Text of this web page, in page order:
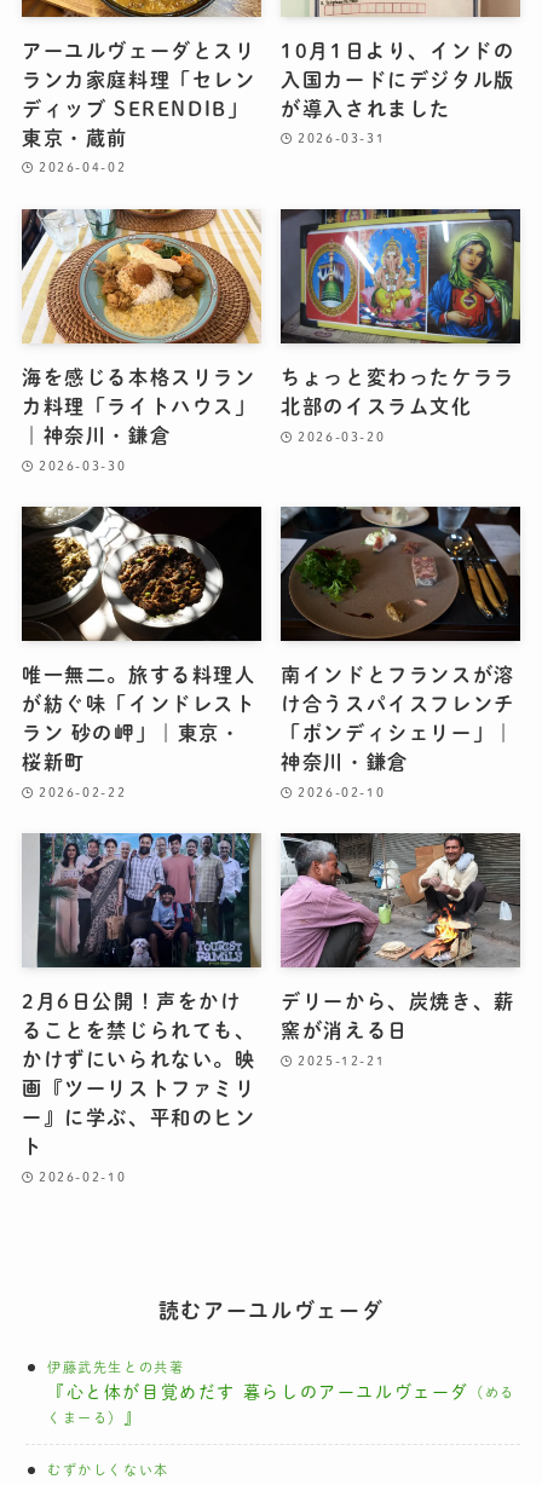
アーユルヴェーダとスリ
ランカ家庭料理「セレン
ディッブ SERENDIB」
東京・蔵前
2026-04-02
10月1日より、インドの
入国カードにデジタル版
が導入されました
2026-03-31
海を感じる本格スリラン
カ料理「ライトハウス」
｜神奈川・鎌倉
2026-03-30
ちょっと変わったケララ
北部のイスラム文化
2026-03-20
唯一無二。旅する料理人
が紡ぐ味「インドレスト
ラン 砂の岬」｜東京・
桜新町
2026-02-22
南インドとフランスが溶
け合うスパイスフレンチ
「ポンディシェリー」｜
神奈川・鎌倉
2026-02-10
2月6日公開！声をかけ
ることを禁じられても、
かけずにいられない。映
画『ツーリストファミリ
ー』に学ぶ、平和のヒン
ト
2026-02-10
デリーから、炭焼き、薪
窯が消える日
2025-12-21
読むアーユルヴェーダ
伊藤武先生との共著
『心と体が目覚めだす 暮らしのアーユルヴェーダ
（める
くまーる）
』
むずかしくない本